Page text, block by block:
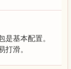
基本配置。
滑。